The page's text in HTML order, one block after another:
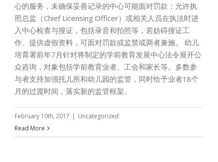
心的服务，未确保妥善记录的中心可能面对罚款；允许执
照总监（Chief Licensing Officer）或相关人员在执法时进
入中心检查与搜证，包括录音和拍照等，若妨碍搜证工
作、提供虚假资料，可面对罚款或监禁或两者兼施。 幼儿
培育署前年7月针对将制定的学前教育发展中心法令展开公
众咨询，对象包括学前教育业者、工会和家长等。多数参
与者支持加强托儿所和幼儿园的监管，同时给予业者18个
月的过渡时间，落实新的监管框架。
February 10th, 2017 | Uncategorized
Read More